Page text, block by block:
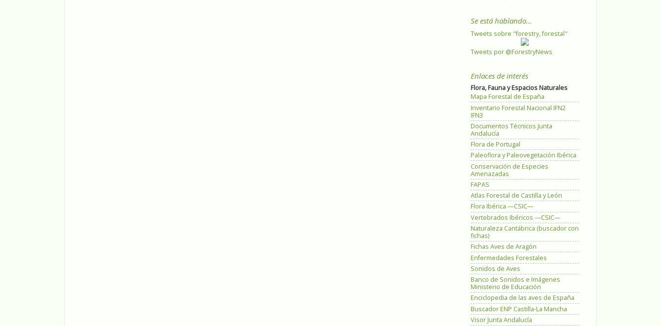
Se está hablando...
Tweets sobre "forestry, forestal"
Tweets por @ForestryNews
Enlaces de interés
Flora, Fauna y Espacios Naturales
Mapa Forestal de España
Inventario Forestal Nacional IFN2
IFN3
Documentos Técnicos Junta
Andalucía
Flora de Portugal
Paleoflora y Paleovegetación Ibérica
Conservación de Especies
Amenazadas
FAPAS
Atlas Forestal de Castilla y León
Flora Ibérica —CSIC—
Vertebrados Ibéricos —CSIC—
Naturaleza Cantábrica (buscador con
fichas)
Fichas Aves de Aragón
Enfermedades Forestales
Sonidos de Aves
Banco de Sonidos e Imágenes
Ministerio de Educación
Enciclopedia de las aves de España
Buscador ENP Castilla-La Mancha
Visor Junta Andalucía